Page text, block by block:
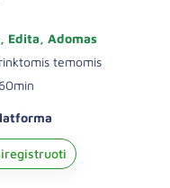
Edita, Adomas
temomis